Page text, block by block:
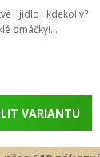
jídlo
omáčky!...
VARIANTU